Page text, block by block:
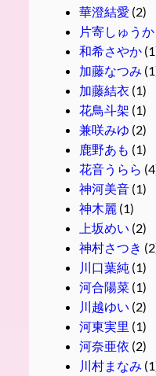
華澄結愛 (2)
片寄しゅうか
和希さやか
加藤なつみ
加藤結衣 (1)
花鳥斗架 (1)
兼咲みゆ (2)
鹿野あも (1)
花音うらら
神河美音(1)
神木麗 (1)
上坂めい (2)
神村さつき
川口葉純(1)
河合陽菜(1)
川越ゆい (2)
河東実里 (1)
河奈亜依 (2)
川村まなみ